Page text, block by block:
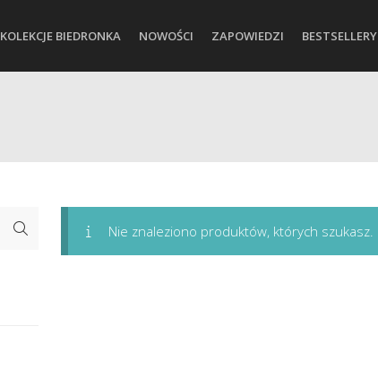
KOLEKCJE BIEDRONKA NOWOŚCI ZAPOWIEDZI BESTSELLERY
Nie znaleziono produktów, których szukasz.